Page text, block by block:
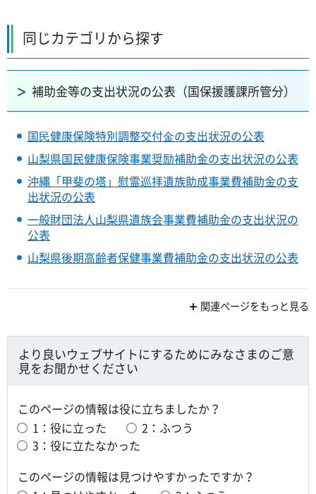
同じカテゴリから探す
補助金等の支出状況の公表（国保援護課所管分）
国⺠健康保険特別調整交付⾦の支出状況の公表
山梨県国民健康保険事業奨励補助金の支出状況の公表
沖縄「甲斐の塔」慰霊巡拝遺族助成事業費補助金の支
出状況の公表
一般財団法人山梨県遺族会事業費補助金の支出状況の
公表
山梨県後期高齢者保健事業費補助金の支出状況の公表
関連ページをもっと見る
より良いウェブサイトにするためにみなさまのご意
見をお聞かせください
このページの情報は役に立ちましたか？
1：役に立った
2：ふつう
3：役に立たなかった
このページの情報は見つけやすかったですか？